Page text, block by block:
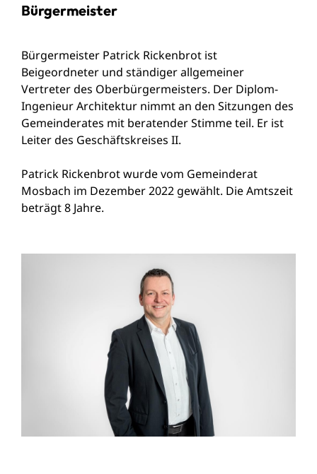
Bürgermeister
Bürgermeister Patrick Rickenbrot ist
Beigeordneter und ständiger allgemeiner
Vertreter des Oberbürgermeisters. Der Diplom-
Ingenieur Architektur nimmt an den Sitzungen des
Gemeinderates mit beratender Stimme teil. Er ist
Leiter des Geschäftskreises II.
Patrick Rickenbrot wurde vom Gemeinderat
Mosbach im Dezember 2022 gewählt. Die Amtszeit
beträgt 8 Jahre.